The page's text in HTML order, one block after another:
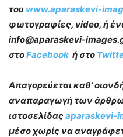
του www.aparaskevi-
φωτογραφίες, video, ή
info@aparaskevi-
στοFacebook ή στο
Απαγορεύεται καθ’
αναπαραγωγή των
ιστοσελίδας aparaskevi-
μέσο χωρίς να